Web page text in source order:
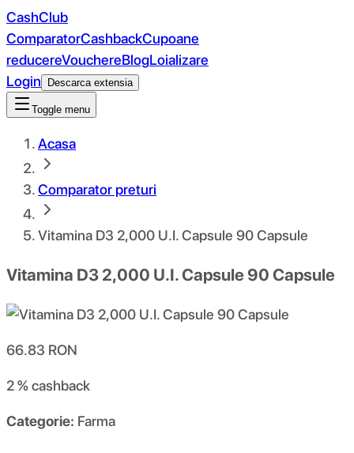
CashClub
ComparatorCashbackCupoane
reducereVouchereBlogLoializare
Login
Descarca extensia
Toggle menu
Acasa
Comparator preturi
Vitamina D3 2,000 U.I. Capsule 90 Capsule
Vitamina D3 2,000 U.I. Capsule 90 Capsule
66.83 RON
2 %cashback
Categorie: Farma